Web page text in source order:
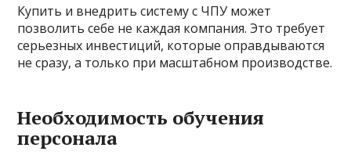
Купить и внедрить систему с ЧПУ может
позволить себе не каждая компания. Это требует
серьезных инвестиций, которые оправдываются
не сразу, а только при масштабном производстве.
Необходимость обучения
персонала